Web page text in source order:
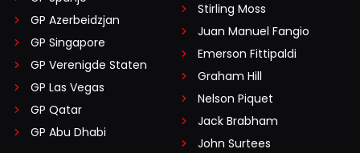
GP Azerbeidzjan
GP Singapore
GP Verenigde Staten
GP Las Vegas
GP Qatar
GP Abu Dhabi
Stirling Moss
Juan Manuel Fangio
Emerson Fittipaldi
Graham Hill
Nelson Piquet
Jack Brabham
John Surtees